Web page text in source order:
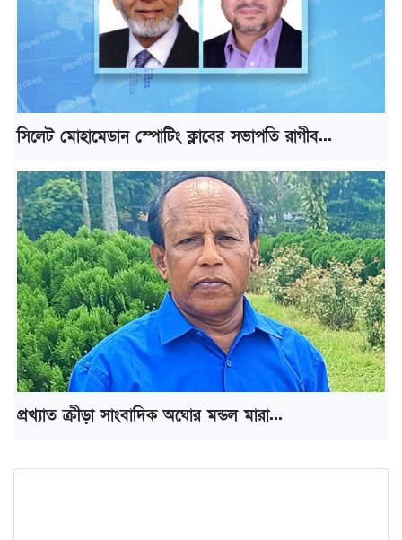
সিলেট মোহামেডান স্পোটিং ক্লাবের সভাপতি রাগীব...
প্রখ্যাত ক্রীড়া সাংবাদিক অঘোর মন্ডল মারা...